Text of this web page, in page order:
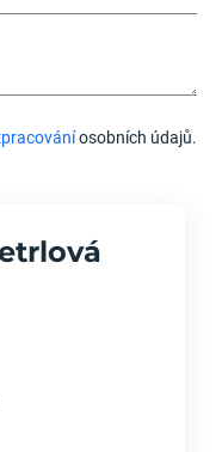
osobních údajů.